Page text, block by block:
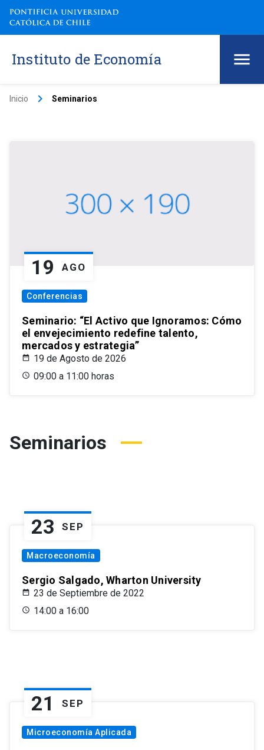
Instituto de Economía
Inicio keyboard_arrow_right Seminarios
19 AGO
Conferencias
Seminario: “El Activo que Ignoramos: Cómo
el envejecimiento redefine talento,
mercados y estrategia”
19 de Agosto de 2026
09:00 a 11:00 horas
Seminarios
23 SEP
Macroeconomía
Sergio Salgado, Wharton University
23 de Septiembre de 2022
14:00 a 16:00
21 SEP
Microeconomía Aplicada